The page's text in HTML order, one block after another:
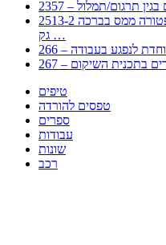
בגין תרגום/תמלול
2513-2 טופס חדש הצהרה על העברה לחול הפטורה ממס בברכה
גק …
לנפגע בעבודה
בתכנית השיקום
טיפים
טפסים להורדה
ספרים
עבודות
שונות
רכב